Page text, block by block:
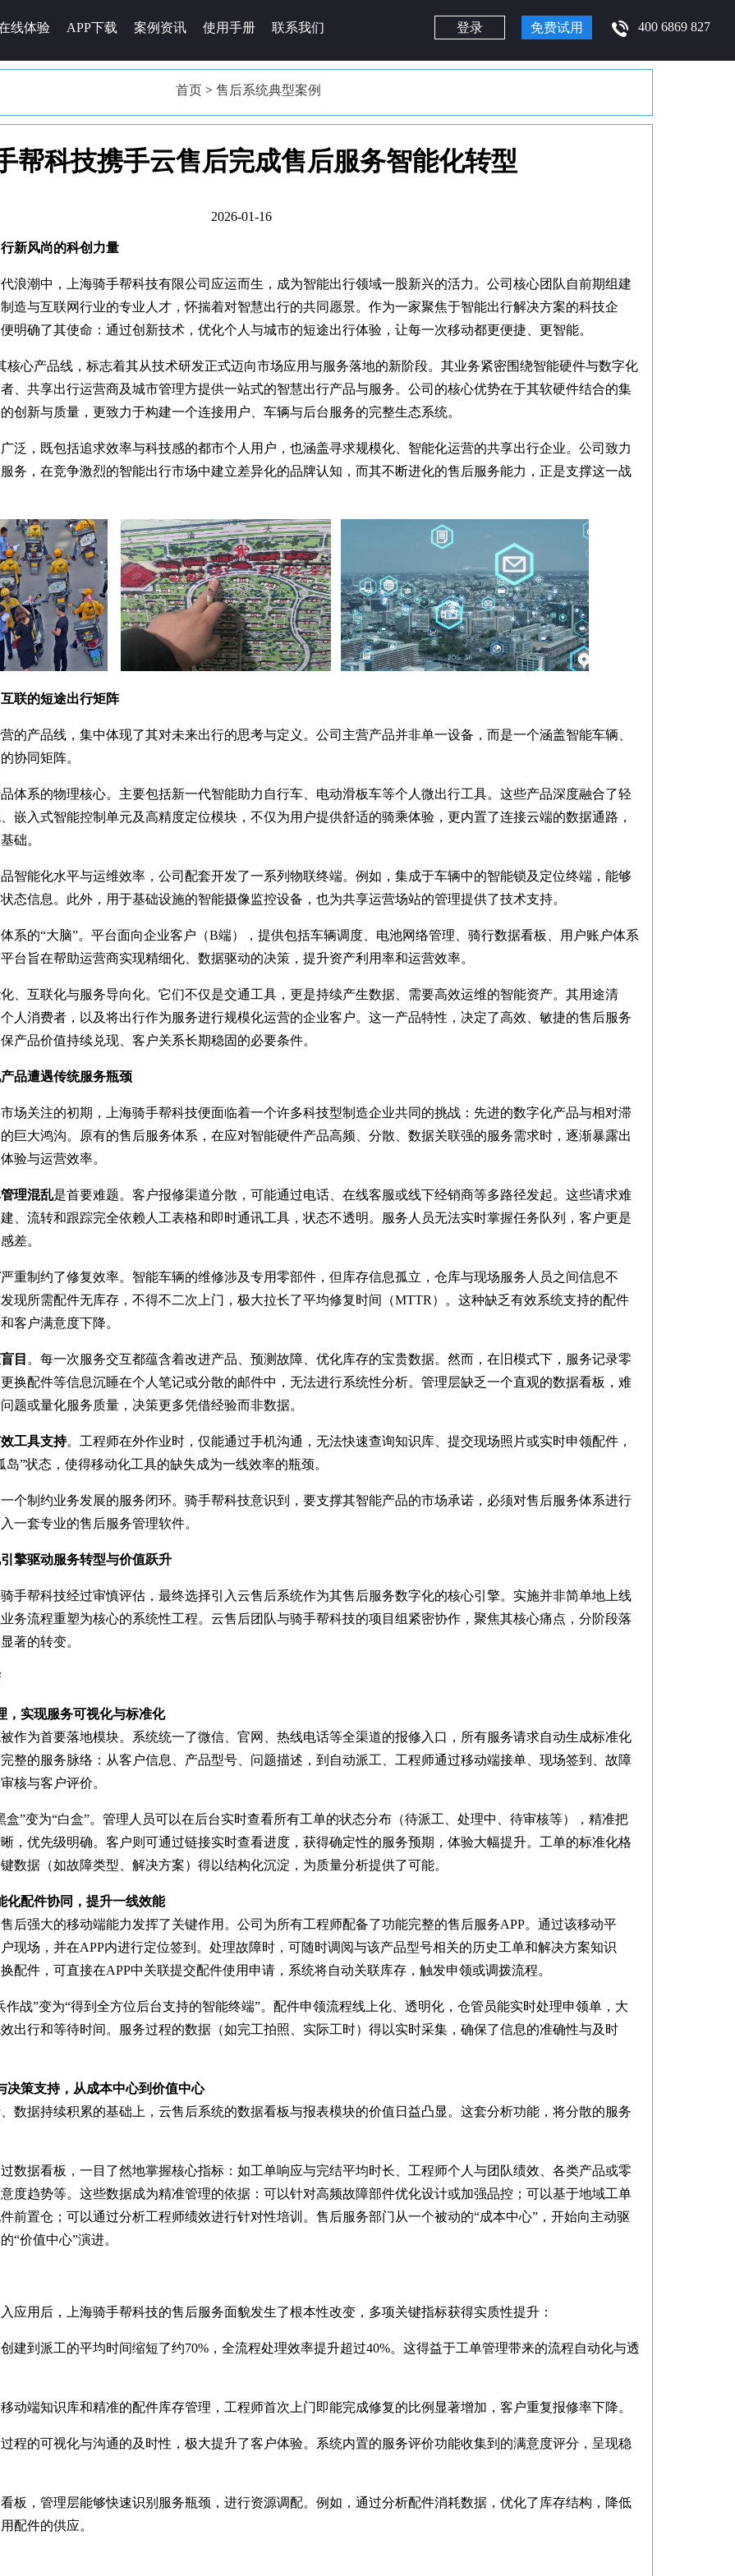
线体验 APP下载 案例资讯 使用手册 联系我们 登录 免费试用 400 6869 827
首页> 售后系统典型案例
帮科技携手云售后完成售后服务智能化转型
2026-01-16
新风尚的科创力量
浪潮中，上海骑手帮科技有限公司应运而生，成为智能出行领域一股新兴的活力。公司核心团队自前期组建
造与互联网行业的专业人才，怀揣着对智慧出行的共同愿景。作为一家聚焦于智能出行解决方案的科技企
明确了其使命：通过创新技术，优化个人与城市的短途出行体验，让每一次移动都更便捷、更智能。
核心产品线，标志着其从技术研发正式迈向市场应用与服务落地的新阶段。其业务紧密围绕智能硬件与数字化
、共享出行运营商及城市管理方提供一站式的智慧出行产品与服务。公司的核心优势在于其软硬件结合的集
创新与质量，更致力于构建一个连接用户、车辆与后台服务的完整生态系统。
泛，既包括追求效率与科技感的都市个人用户，也涵盖寻求规模化、智能化运营的共享出行企业。公司致力
务，在竞争激烈的智能出行市场中建立差异化的品牌认知，而其不断进化的售后服务能力，正是支撑这一战
联的短途出行矩阵
的产品线，集中体现了其对未来出行的思考与定义。公司主营产品并非单一设备，而是一个涵盖智能车辆、
协同矩阵。
体系的物理核心。主要包括新一代智能助力自行车、电动滑板车等个人微出行工具。这些产品深度融合了轻
嵌入式智能控制单元及高精度定位模块，不仅为用户提供舒适的骑乘体验，更内置了连接云端的数据通路，
础。
品智能化水平与运维效率，公司配套开发了一系列物联终端。例如，集成于车辆中的智能锁及定位终端，能够
态信息。此外，用于基础设施的智能摄像监控设备，也为共享运营场站的管理提供了技术支持。
体系的“大脑”。平台面向企业客户（B端），提供包括车辆调度、电池网络管理、骑行数据看板、用户账户体系
台旨在帮助运营商实现精细化、数据驱动的决策，提升资产利用率和运营效率。
、互联化与服务导向化。它们不仅是交通工具，更是持续产生数据、需要高效运维的智能资产。其用途清
人消费者，以及将出行作为服务进行规模化运营的企业客户。这一产品特性，决定了高效、敏捷的售后服务
产品价值持续兑现、客户关系长期稳固的必要条件。
品遭遇传统服务瓶颈
场关注的初期，上海骑手帮科技便面临着一个许多科技型制造企业共同的挑战：先进的数字化产品与相对滞
巨大鸿沟。原有的售后服务体系，在应对智能硬件产品高频、分散、数据关联强的服务需求时，逐渐暴露出
验与运营效率。
理混乱是首要难题。客户报修渠道分散，可能通过电话、在线客服或线下经销商等多路径发起。这些请求难
、流转和跟踪完全依赖人工表格和即时通讯工具，状态不透明。服务人员无法实时掌握任务队列，客户更是
差。
严重制约了修复效率。智能车辆的维修涉及专用零部件，但库存信息孤立，仓库与现场服务人员之间信息不
现所需配件无库存，不得不二次上门，极大拉长了平均修复时间（MTTR）。这种缺乏有效系统支持的配件
客户满意度下降。
目 。每一次服务交互都蕴含着改进产品、预测故障、优化库存的宝贵数据。然而，在旧模式下，服务记录零
换配件等信息沉睡在个人笔记或分散的邮件中，无法进行系统性分析。管理层缺乏一个直观的数据看板，难
题或量化服务质量，决策更多凭借经验而非数据。
工具支持。工程师在外作业时，仅能通过手机沟通，无法快速查询知识库、提交现场照片或实时申领配件，
”状态，使得移动化工具的缺失成为一线效率的瓶颈。
个制约业务发展的服务闭环。骑手帮科技意识到，要支撑其智能产品的市场承诺，必须对售后服务体系进行
一套专业的售后服务管理软件。
擎驱动服务转型与价值跃升
手帮科技经过审慎评估，最终选择引入云售后系统作为其售后服务数字化的核心引擎。实施并非简单地上线
务流程重塑为核心的系统性工程。云售后团队与骑手帮科技的项目组紧密协作，聚焦其核心痛点，分阶段落
著的转变。
，实现服务可视化与标准化
作为首要落地模块。系统统一了微信、官网、热线电话等全渠道的报修入口，所有服务请求自动生成标准化
整的服务脉络：从客户信息、产品型号、问题描述，到自动派工、工程师通过移动端接单、现场签到、故障
核与客户评价。
盒”变为“白盒”。管理人员可以在后台实时查看所有工单的状态分布（待派工、处理中、待审核等），精准把
，优先级明确。客户则可通过链接实时查看进度，获得确定性的服务预期，体验大幅提升。工单的标准化格
数据（如故障类型、解决方案）得以结构化沉淀，为质量分析提供了可能。
化配件协同，提升一线效能
后强大的移动端能力发挥了关键作用。公司为所有工程师配备了功能完整的售后服务APP。通过该移动平
现场，并在APP内进行定位签到。处理故障时，可随时调阅与该产品型号相关的历史工单和解决方案知识
配件，可直接在APP中关联提交配件使用申请，系统将自动关联库存，触发申领或调拨流程。
作战”变为“得到全方位后台支持的智能终端”。配件申领流程线上化、透明化，仓管员能实时处理申领单，大
出行和等待时间。服务过程的数据（如完工拍照、实际工时）得以实时采集，确保了信息的准确性与及时
决策支持，从成本中心到价值中心
数据持续积累的基础上，云售后系统的数据看板与报表模块的价值日益凸显。这套分析功能，将分散的服务
过数据看板，一目了然地掌握核心指标：如工单响应与完结平均时长、工程师个人与团队绩效、各类产品或零
度趋势等。这些数据成为精准管理的依据：可以针对高频故障部件优化设计或加强品控；可以基于地域工单
前置仓；可以通过分析工程师绩效进行针对性培训。售后服务部门从一个被动的“成本中心”，开始向主动驱
“价值中心”演进。
应用后，上海骑手帮科技的售后服务面貌发生了根本性改变，多项关键指标获得实质性提升：
创建到派工的平均时间缩短了约70%，全流程处理效率提升超过40%。这得益于工单管理带来的流程自动化与透
移动端知识库和精准的配件库存管理，工程师首次上门即能完成修复的比例显著增加，客户重复报修率下降。
过程的可视化与沟通的及时性，极大提升了客户体验。系统内置的服务评价功能收集到的满意度评分，呈现稳
板，管理层能够快速识别服务瓶颈，进行资源调配。例如，通过分析配件消耗数据，优化了库存结构，降低
配件的供应。